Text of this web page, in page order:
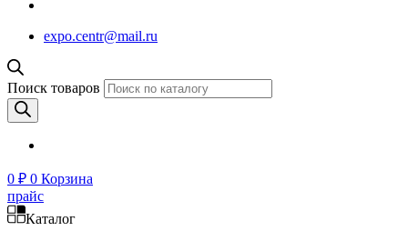
expo.centr@mail.ru
Поиск товаров
0 ₽ 0 Корзина
прайс
Каталог